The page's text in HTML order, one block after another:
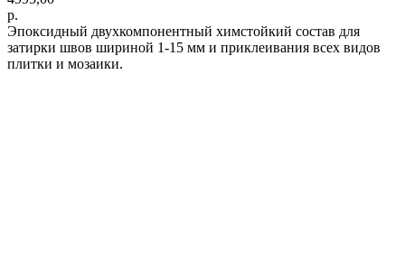
р.
Эпоксидный двухкомпонентный химстойкий состав для
затирки швов шириной 1-15 мм и приклеивания всех видов
плитки и мозаики.